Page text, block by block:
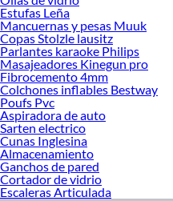
Estufas Leña
Mancuernas y pesas Muuk
Copas Stolzle lausitz
Parlantes karaoke Philips
Masajeadores Kinegun pro
Fibrocemento 4mm
Colchones inflables Bestway
Poufs Pvc
Aspiradora de auto
Sarten electrico
Cunas Inglesina
Almacenamiento
Ganchos de pared
Cortador de vidrio
Escaleras Articulada